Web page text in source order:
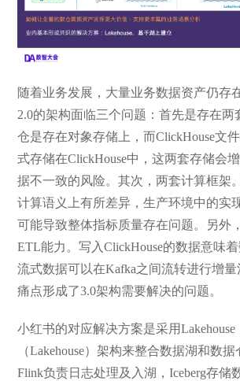
随着业务发展，大量业务数据资产仍存
2.0的架构面临三个问题：首先是存在两
仓是存在对象存储上，而ClickHouse文
式存储在ClickHouse中，这两套存储会
据不一致的风险。其次，两套计算框架
计算语义上有所差异，生产环境中的实
可能导致整体指标质量存在问题。另外
ETL能力。写入ClickHouse的数据意味
流式数据可以在Kafka之间流转进行增
痛点形成了3.0架构需要解决的问题。
小红书的对应解决方案是采用
（Lakehouse）架构来整合数据湖和数据
Flink负责日志处理及入湖，Iceberg存储